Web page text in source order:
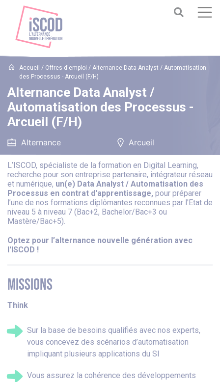
Accueil / Offres d'emploi /Alternance Data Analyst / Automatisation
des Processus - Arcueil (F/H)
Alternance Data Analyst /
Automatisation des Processus -
Arcueil (F/H)
Alternance Arcueil
L’ISCOD, spécialiste de la formation en Digital Learning,
recherche pour son entreprise partenaire, intégrateur réseau
et numérique, un(e) Data Analyst / Automatisation des
Processus en contrat d'apprentissage, pour préparer
l’une de nos formations diplômantes reconnues par l'Etat de
niveau 5 à niveau 7 (Bac+2, Bachelor/Bac+3 ou
Mastère/Bac+5).
Optez pour l’alternance nouvelle génération avec
l'ISCOD !
MISSIONS
Think
Sur la base de besoins qualifiés avec nos experts,
vous concevez des scénarios d’automatisation
impliquant plusieurs applications du SI
Vous assurez la cohérence des développements